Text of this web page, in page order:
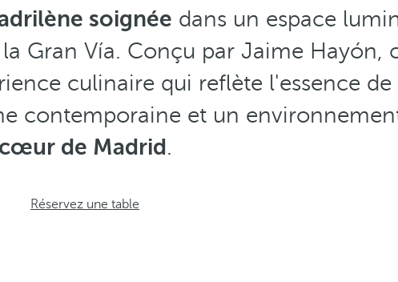
soignée dans un espace
Gran Vía. Conçu par Jaime Hayón,
culinaire qui reflète l'essence
contemporaine et un
cœur de Madrid.
Réservez une table